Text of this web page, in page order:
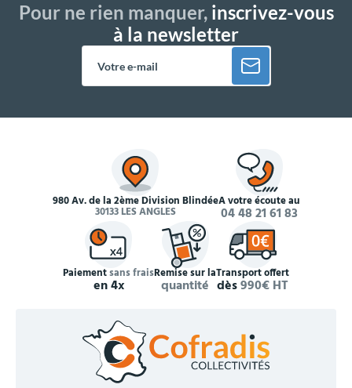
Pour ne rien manquer,inscrivez-vous
à la newsletter
980 Av. de la 2ème Division Blindée
30133 LES ANGLES
À votre écoute au
04 48 21 61 83
Paiementsans frais
en 4x
Remise sur la
quantité
Transport offert
dès990€ HT